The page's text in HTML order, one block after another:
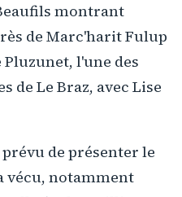
montrant
de Marc'harit Fulup
l'une des
Le Braz, avec Lise
de présenter le
vécu, notamment